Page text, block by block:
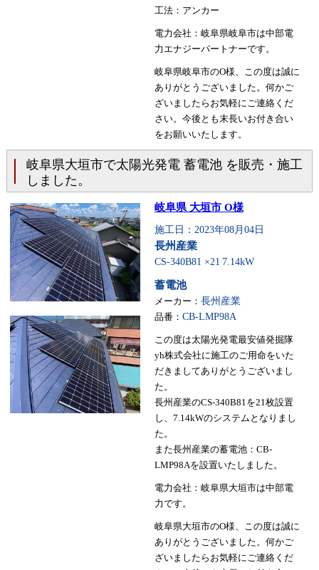
工法：アンカー
電力会社：岐阜県岐阜市は中部電
力エナジーパートナーです。
岐阜県岐阜市のO様、この度は誠に
ありがとうございました。何かご
ざいましたらお気軽にご連絡くだ
さい。今後とも末長いお付き合い
をお願いいたします。
岐阜県大垣市で太陽光発電 蓄電池 を販売・施工
しました。
岐阜県 大垣市 O様
施工日：2023年08月04日
長州産業
CS-340B81 ×21 7.14kW
蓄電池
メーカー： 長州産業
品番： CB-LMP98A
この度は太陽光発電最安値発掘隊
yh株式会社に施工のご用命をいた
だきましてありがとうございまし
た。
長州産業のCS-340B81を21枚設置
し、7.14kWのシステムとなりまし
た。
また長州産業の蓄電池：CB-
LMP98Aを設置いたしました。
電力会社：岐阜県大垣市は中部電
力です。
岐阜県大垣市のO様、この度は誠に
ありがとうございました。何かご
ざいましたらお気軽にご連絡くだ